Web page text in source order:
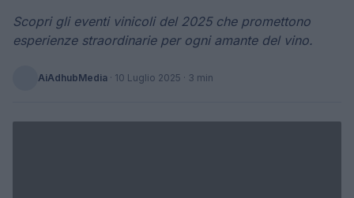
Scopri gli eventi vinicoli del 2025 che promettono
esperienze straordinarie per ogni amante del vino.
AiAdhubMedia · 10 Luglio 2025 · 3 min